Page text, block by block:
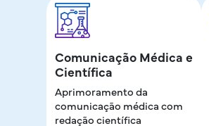
Comunicação Médica e
Científica
Aprimoramento da
comunicação médica com
redação científica